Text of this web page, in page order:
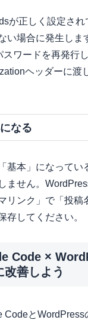
が正しく設定され
い場合に発生しま
スワードを再発行
ヘッダーに渡
なる
基本」になってい
ません。
ンク」で「投稿
存してください。
Code ×
善しよう
CodeとWordPress